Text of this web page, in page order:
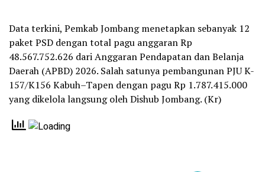
Data terkini, Pemkab Jombang menetapkan sebanyak 12
paket PSD dengan total pagu anggaran Rp
48.567.752.626 dari Anggaran Pendapatan dan Belanja
Daerah (APBD) 2026. Salah satunya pembangunan PJU K-
157/K156 Kabuh–Tapen dengan pagu Rp 1.787.415.000
yang dikelola langsung oleh Dishub Jombang. (Kr)